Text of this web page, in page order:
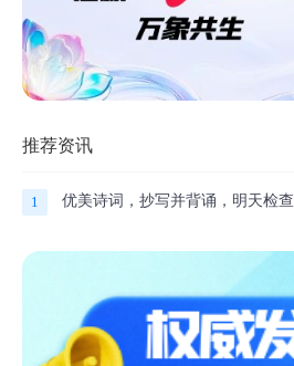
推荐资讯
1 优美诗词，抄写并背诵，明天检查